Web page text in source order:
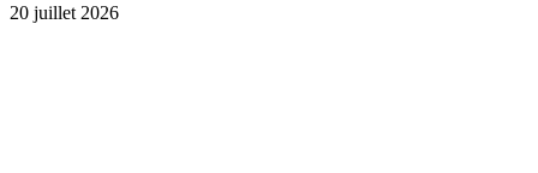
20 juillet 2026